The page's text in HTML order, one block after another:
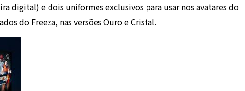
digital) e dois uniformes exclusivos para usar nos avatares do
do Freeza, nas versões Ouro e Cristal.